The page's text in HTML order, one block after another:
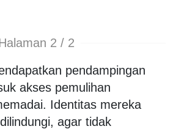
2 / 2
pendampingan
akses pemulihan
Identitas mereka
agar tidak